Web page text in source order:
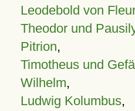
Leodebold von
Theodor und
Pitrion,
Timotheus und
Wilhelm,
Ludwig Kolumbus,